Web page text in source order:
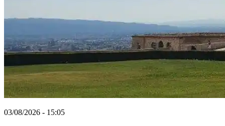
03/08/2026 - 15:05